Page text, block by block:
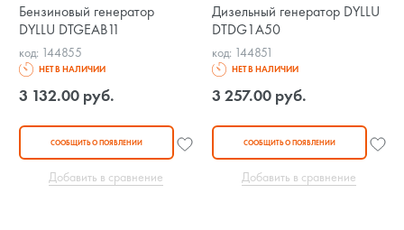
Бензиновый генератор
DYLLU DTGEAB11
код: 144855
НЕТ В НАЛИЧИИ
3 132.00 руб.
СООБЩИТЬ О ПОЯВЛЕНИИ
Добавить в сравнение
Дизельный генератор DYLLU
DTDG1A50
код: 144851
НЕТ В НАЛИЧИИ
3 257.00 руб.
СООБЩИТЬ О ПОЯВЛЕНИИ
Добавить в сравнение